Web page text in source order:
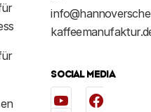
SOCIAL MEDIA